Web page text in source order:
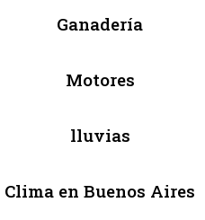
Ganadería
Motores
lluvias
Clima en Buenos Aires